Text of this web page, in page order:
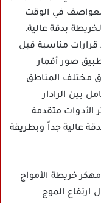
في الوقت
بدقة عالية،
قرارات مناسبة قبل
صور أقمار
مختلف المناطق
بين الرادار
الأدوات متقدمة
عالية جداً وبطريقة
من بين الأدوات التي يقدمها Windy Pro مهكر خريطة الأمواج
ارتفاع الموج